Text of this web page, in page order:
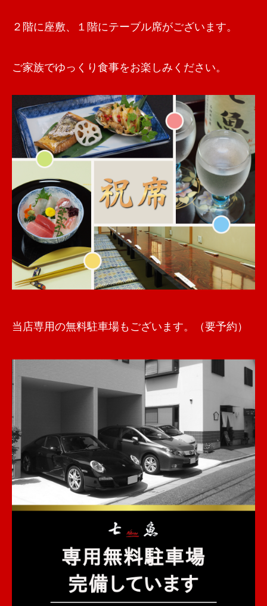
２階に座敷、１階にテーブル席がございます。
ご家族でゆっくり食事をお楽しみください。
当店専用の無料駐車場もございます。（要予約）